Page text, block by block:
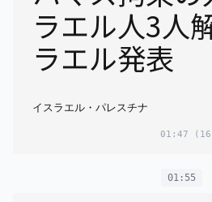
ラエル人3人
ラエル発表
イスラエル・パレスチナ
01:47
01:55